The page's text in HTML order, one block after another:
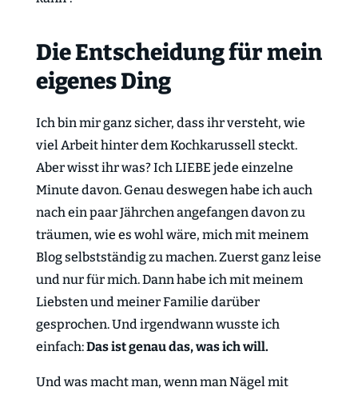
Die Entscheidung für mein
eigenes Ding
Ich bin mir ganz sicher, dass ihr versteht, wie
viel Arbeit hinter dem Kochkarussell steckt.
Aber wisst ihr was? Ich LIEBE jede einzelne
Minute davon. Genau deswegen habe ich auch
nach ein paar Jährchen angefangen davon zu
träumen, wie es wohl wäre, mich mit meinem
Blog selbstständig zu machen. Zuerst ganz leise
und nur für mich. Dann habe ich mit meinem
Liebsten und meiner Familie darüber
gesprochen. Und irgendwann wusste ich
einfach:Das ist genau das, was ich will.
Und was macht man, wenn man Nägel mit